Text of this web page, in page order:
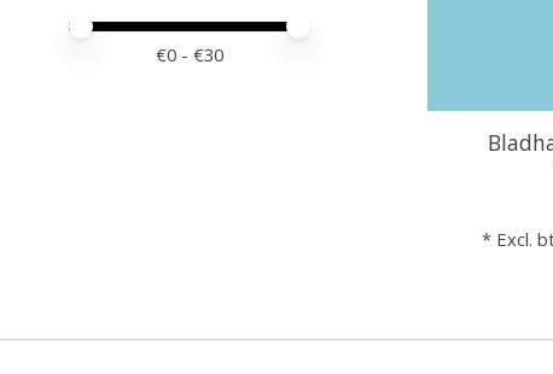
Minimale prijswaarde
Price maximum value
€0 - €30
* Excl.